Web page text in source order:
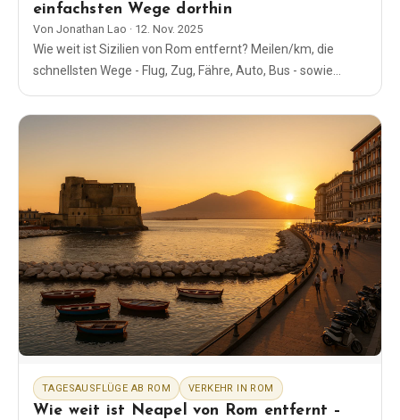
Posters
T-Shirts
Fridge Magnets
Über uns
EN DE ES FR IT
einfachsten Wege dorthin
Von Jonathan Lao · 12. Nov. 2025
Wie weit ist Sizilien von Rom entfernt? Meilen/km, die
schnellsten Wege - Flug, Zug, Fähre, Auto, Bus - sowie
TAGESAUSFLÜGE AB ROM VERKEHR IN ROM
Wie weit ist Neapel von Rom entfernt –